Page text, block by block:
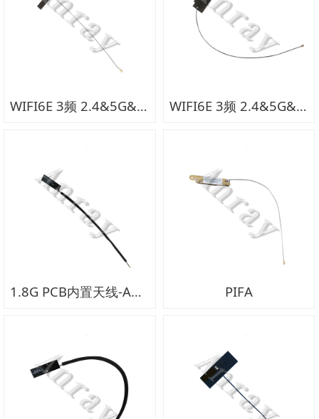
WIFI6E 3频 2.4&5G&6G+单馈 内置天线 WIFI6E 3频 2.4&5G&6G+双馈 内置天线
1.8G PCB内置天线-AN346C PIFA